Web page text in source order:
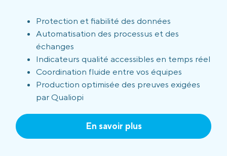
Protection et fiabilité des données
Automatisation des processus et des
échanges
Indicateurs qualité accessibles en temps réel
Coordination fluide entre vos équipes
Production optimisée des preuves exigées
par Qualiopi
En savoir plus